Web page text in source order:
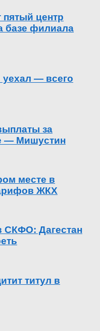
центр
базе филиала
уехал — всего
за
— Мишустин
месте в
ЖКХ
Дагестан
титул в